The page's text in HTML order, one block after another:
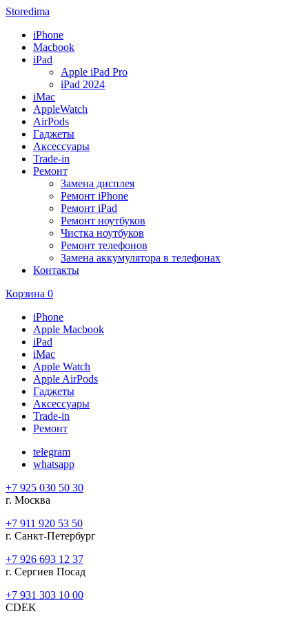
Storedima
iPhone
Macbook
iPad
Apple iPad Pro
iPad 2024
iMac
AppleWatch
AirPods
Гаджеты
Аксессуары
Trade-in
Ремонт
Замена дисплея
Ремонт iPhone
Ремонт iPad
Ремонт ноутбуков
Чистка ноутбуков
Ремонт телефонов
Замена аккумулятора в телефонах
Контакты
Корзина 0
iPhone
Apple Macbook
iPad
iMac
Apple Watch
Apple AirPods
Гаджеты
Аксессуары
Trade-in
Ремонт
telegram
whatsapp
+7 925 030 50 30
г. Москва
+7 911 920 53 50
г. Санкт-Петербург
+7 926 693 12 37
г. Сергиев Посад
+7 931 303 10 00
CDEK